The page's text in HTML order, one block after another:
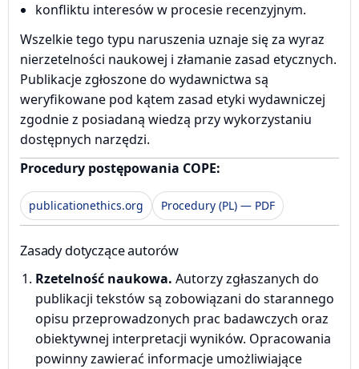
konfliktu interesów w procesie recenzyjnym.
Wszelkie tego typu naruszenia uznaje się za wyraz
nierzetelności naukowej i złamanie zasad etycznych.
Publikacje zgłoszone do wydawnictwa są
weryfikowane pod kątem zasad etyki wydawniczej
zgodnie z posiadaną wiedzą przy wykorzystaniu
dostępnych narzędzi.
Procedury postępowania COPE:
publicationethics.org Procedury (PL) — PDF
Zasady dotyczące autorów
Rzetelność naukowa. Autorzy zgłaszanych do
publikacji tekstów są zobowiązani do starannego
opisu przeprowadzonych prac badawczych oraz
obiektywnej interpretacji wyników. Opracowania
powinny zawierać informacje umożliwiające